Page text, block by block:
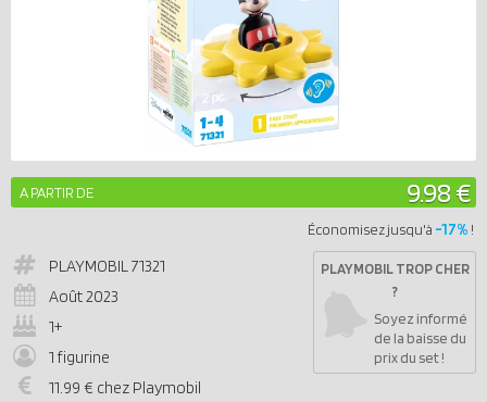
A PARTIR DE 9.98 €
Économisez jusqu'à -17% !
PLAYMOBIL71321
Août 2023
1+
1 figurine
11.99 € chez Playmobil
PLAYMOBIL TROP CHER
?
Soyez informé
de la baisse du
prix du set !